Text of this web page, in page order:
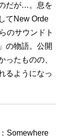
だが…。息を
てNew Orde
のサウンドト
の物語。公開
ったものの、
るようになっ
Somewhere